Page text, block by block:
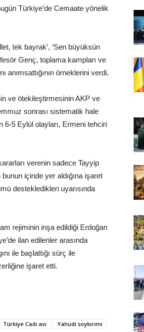
Türkiye’de Cemaate yönelik
tek bayrak’, ‘Sen büyüksün
Genç, toplama kampları ve
anımsattığının örneklerini verdi.
ve ötekileştirmesinin AKP ve
sonrası sistematik hale
6-5 Eylül olayları, Ermeni tehciri
verenin sadece Tayyip
içinde yer aldığına işaret
destekledikleri uyarısında
rejiminin inşa edildiği Erdoğan
ilan edilenler arasında
ile başlattığı sürç ile
işaret etti.
Türkiye Cadı avı Yahudi soykırımı